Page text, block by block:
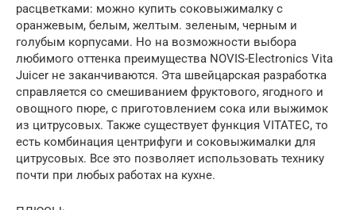
расцветками: можно купить соковыжималку с
оранжевым, белым, желтым. зеленым, черным и
голубым корпусами. Но на возможности выбора
любимого оттенка преимущества NOVIS-Electronics Vita
Juicer не заканчиваются. Эта швейцарская разработка
справляется со смешиванием фруктового, ягодного и
овощного пюре, с приготовлением сока или выжимок
из цитрусовых. Также существует функция VITATEC, то
есть комбинация центрифуги и соковыжималки для
цитрусовых. Все это позволяет использовать технику
почти при любых работах на кухне.